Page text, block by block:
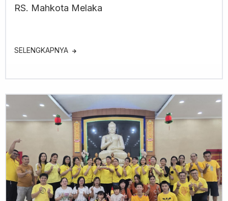
RS. Mahkota Melaka
SELENGKAPNYA